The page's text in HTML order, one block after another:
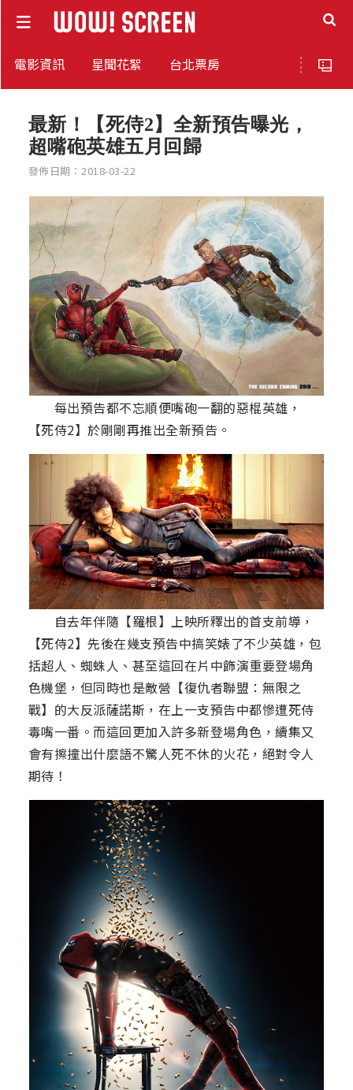
電影資訊 星聞花絮 台北票房
最新！【死侍2】全新預告曝光，
超嘴砲英雄五月回歸
發佈日期：2018-03-22
每出預告都不忘順便嘴砲一翻的惡棍英雄，
【死侍2】於剛剛再推出全新預告。
自去年伴隨【羅根】上映所釋出的首支前導，
【死侍2】先後在幾支預告中搞笑婊了不少英雄，包
括超人、蜘蛛人、甚至這回在片中飾演重要登場角
色機堡，但同時也是敵營【復仇者聯盟：無限之
戰】的大反派薩諾斯，在上一支預告中都慘遭死侍
毒嘴一番。而這回更加入許多新登場角色，續集又
會有擦撞出什麼語不驚人死不休的火花，絕對令人
期待！